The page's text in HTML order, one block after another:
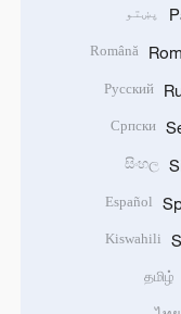
پښتو
Română
Русский
Српски
සිංහල
Español
Kiswahili
தமிழ்